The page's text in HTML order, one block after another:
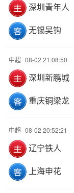
深圳青年人
无锡吴钩
中超 08-02 21:08:50
深圳新鹏城
重庆铜梁龙
中超 08-02 20:52:21
辽宁铁人
上海申花